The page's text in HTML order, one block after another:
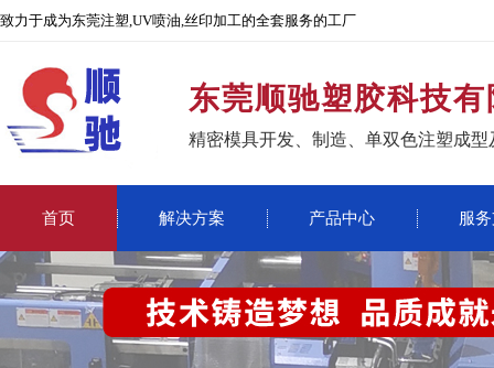
致力于成为东莞注塑,UV喷油,丝印加工的全套服务的工厂
东莞顺驰塑胶科技
精密模具开发、制造、单双色注塑成
首页 解决方案 产品中心 服